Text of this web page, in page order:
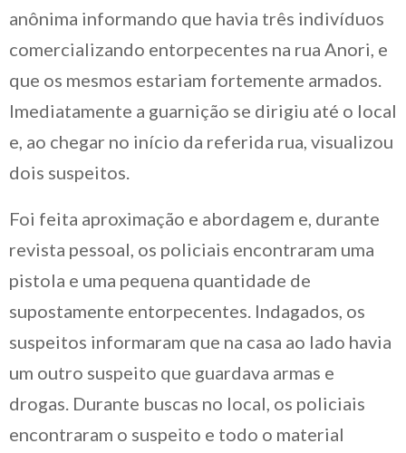
anônima informando que havia três indivíduos
comercializando entorpecentes na rua Anori, e
que os mesmos estariam fortemente armados.
Imediatamente a guarnição se dirigiu até o local
e, ao chegar no início da referida rua, visualizou
dois suspeitos.
Foi feita aproximação e abordagem e, durante
revista pessoal, os policiais encontraram uma
pistola e uma pequena quantidade de
supostamente entorpecentes. Indagados, os
suspeitos informaram que na casa ao lado havia
um outro suspeito que guardava armas e
drogas. Durante buscas no local, os policiais
encontraram o suspeito e todo o material